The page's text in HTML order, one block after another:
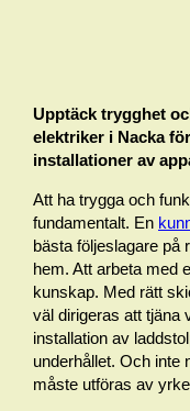
Upptäck trygghet
elektriker i Nacka
installationer av
Att ha trygga och
fundamentalt. En
bästa följeslagare på
hem. Att arbeta med
kunskap. Med rätt
väl dirigeras att tjäna
installation av
underhållet. Och inte
måste utföras av